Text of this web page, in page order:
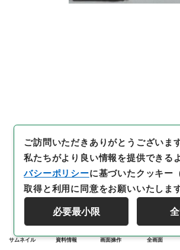
サムネイル 資料情報 画面操作 全画面
ご訪問いただきありがとうございます
私たちがより良い情報を提供できる
バシーポリシーに基づいたクッキー
取得と利用に同意をお願いいたします
必要最小限